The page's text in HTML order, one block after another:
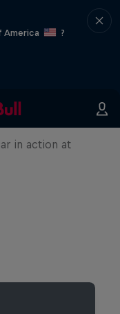
America
?
in action at